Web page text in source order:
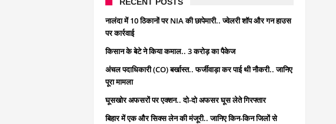
नालंदा में 10 ठिकानों पर NIA की छापेमारी.. ज्वेलरी शॉप और गन हाउस
पर कार्रवाई
किसान के बेटे ने किया कमाल.. 3 करोड़ का पैकेज
अंचल पदाधिकारी (CO) बर्खास्त.. फर्जीवाड़ा कर पाई थी नौकरी.. जानिए
पूरा मामला
घूसखोर अफसरों पर एक्शन.. दो-दो अफसर घूस लेते गिरफ्तार
बिहार में एक और सिक्स लेन की मंजूरी.. जानिए किन-किन जिलों से